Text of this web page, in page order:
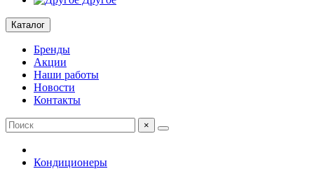
Каталог
Бренды
Акции
Наши работы
Новости
Контакты
×
Кондиционеры